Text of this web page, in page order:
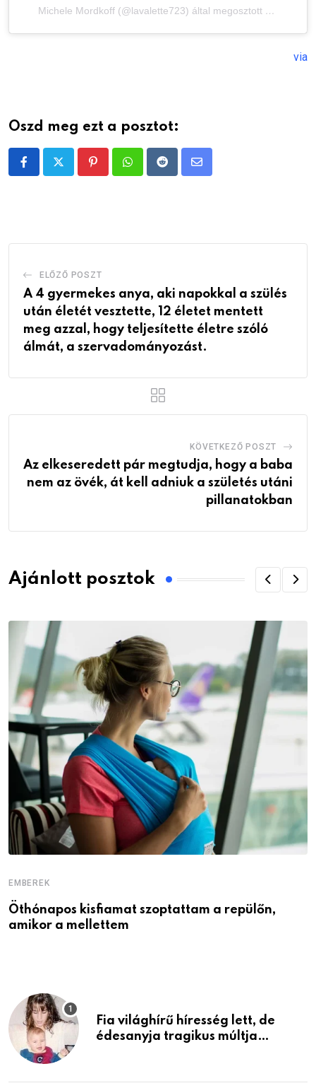
Michele Mordkoff (@lavalette723) által megosztott bejegyzés
via
Oszd meg ezt a posztot:
PinterestWhatsappRedditShare
ELŐZŐ POSZT
A 4 gyermekes anya, aki napokkal a szülés
után életét vesztette, 12 életet mentett
meg azzal, hogy teljesítette életre szóló
álmát, a szervadományozást.
KÖVETKEZŐ POSZT
Az elkeseredett pár megtudja, hogy a baba
nem az övék, át kell adniuk a születés utáni
pillanatokban
Ajánlott posztok
EMBEREK
Öthónapos kisfiamat szoptattam a repülőn,
amikor a mellettem
Fia világhírű híresség lett, de
édesanyja tragikus múltja